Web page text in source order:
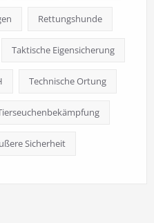
Rettungshunde
Taktische Eigensicherung
Technische Ortung
Sicherheit